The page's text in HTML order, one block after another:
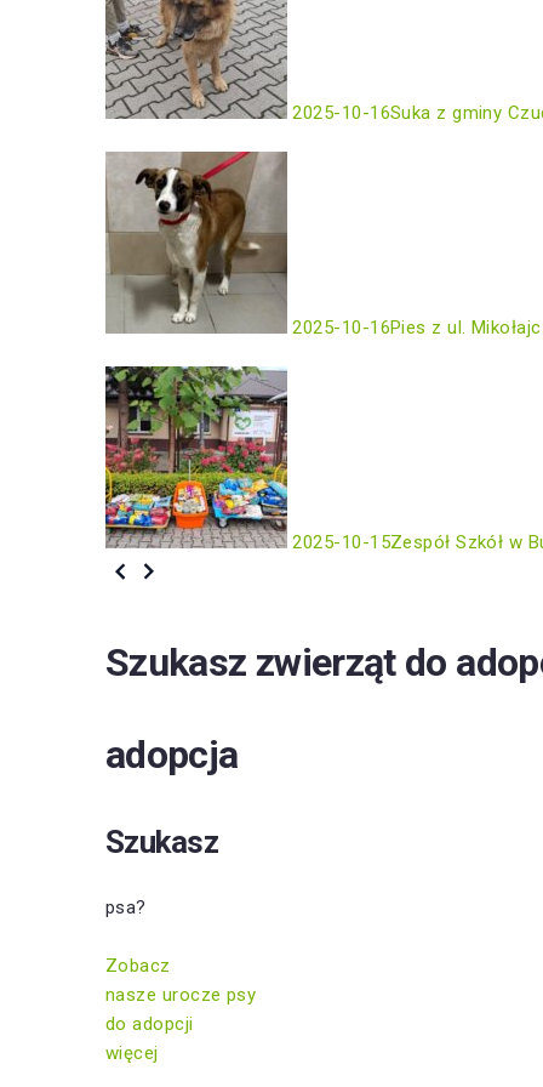
2025-10-16Suka z gminy
2025-10-16Pies z ul.
2025-10-15Zespół Szkół w
Szukasz zwierząt do
adopcja
Szukasz
psa?
Zobacz
nasze urocze psy
do adopcji
więcej